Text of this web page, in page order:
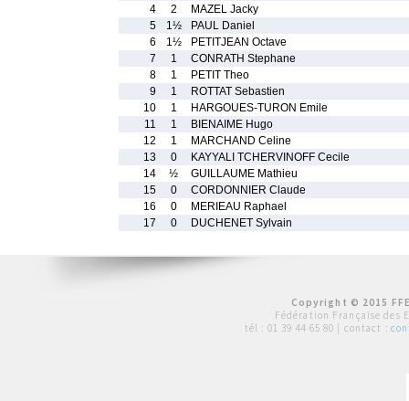
4
2
MAZEL Jacky
5
1½
PAUL Daniel
6
1½
PETITJEAN Octave
7
1
CONRATH Stephane
8
1
PETIT Theo
9
1
ROTTAT Sebastien
10
1
HARGOUES-TURON Emile
11
1
BIENAIME Hugo
12
1
MARCHAND Celine
13
0
KAYYALI TCHERVINOFF Cecile
14
½
GUILLAUME Mathieu
15
0
CORDONNIER Claude
16
0
MERIEAU Raphael
17
0 DUCHENET Sylvain
Copyright © 2015
Fédération Française des
tél : 01 39 44 65 80 | contact :